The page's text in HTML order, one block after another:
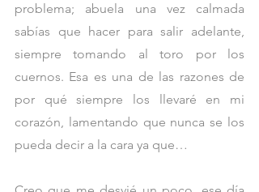
problema; abuela una vez calmada
sabías que hacer para salir adelante,
siempre tomando al toro por los
cuernos. Esa es una de las razones de
por qué siempre los llevaré en mi
corazón, lamentando que nunca se los
pueda decir a la cara ya que…